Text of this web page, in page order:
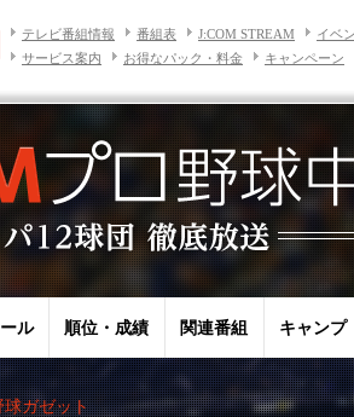
テレビ番組情報 番組表 J:COM STREAM イベ
サービス案内
お得なパック・料金 キャンペーン
ル 順位・成績 関連番組 キャンプ
球ガゼット